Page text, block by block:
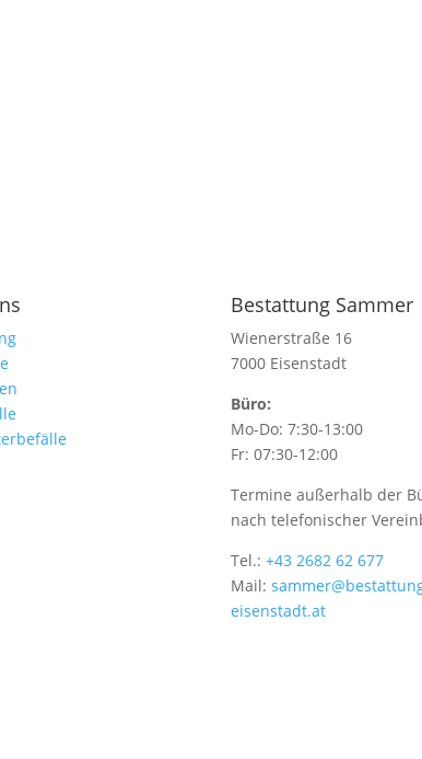
Bestattung Sammer
Wienerstraße 16
7000 Eisenstadt
Büro:
Mo-Do: 7:30-13:00
Fr: 07:30-12:00
Termine außerhalb der
nach telefonischer
Tel.: +43 2682 62 677
Mail:
eisenstadt.at